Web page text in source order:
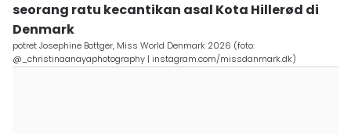
seorang ratu kecantikan asal Kota Hillerød di
Denmark
potret Josephine Bottger, Miss World Denmark 2026 (foto:
@_christinaanayaphotography | instagram.com/missdanmark.dk)